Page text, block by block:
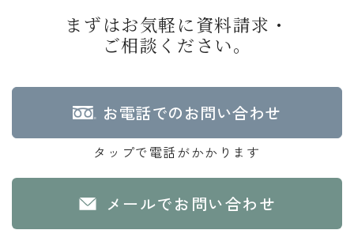
まずはお気軽に資料請求・
ご相談ください。
お電話でのお問い合わせ
タップで電話がかかります
メールでお問い合わせ